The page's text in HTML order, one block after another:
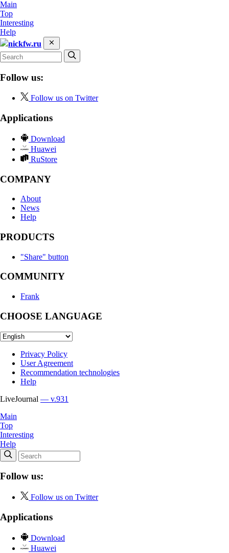
Main
Top
Interesting
Help
nickfw.ru
Follow us:
Follow us on Twitter
Applications
Download
Huawei
RuStore
COMPANY
About
News
Help
PRODUCTS
"Share" button
COMMUNITY
Frank
CHOOSE LANGUAGE
Privacy Policy
User Agreement
Recommendation technologies
Help
LiveJournal — v.931
Main
Top
Interesting
Help
Follow us:
Follow us on Twitter
Applications
Download
Huawei